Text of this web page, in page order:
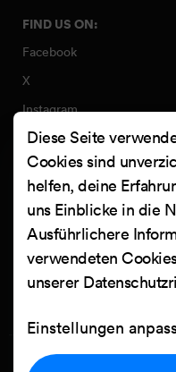
FIND US ON:
Facebook
X
Instagram
LinkedIn
YouTube
Clutch
Diese Seite
Cookies sind
helfen, deine
uns Einblicke in die
Ausführlichere
verwendeten
unserer
Einstellungen